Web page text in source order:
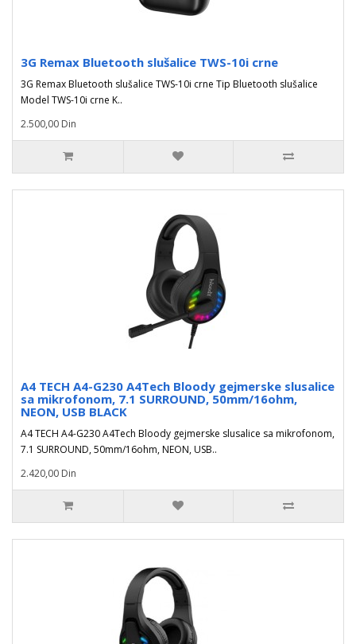
3G Remax Bluetooth slušalice TWS-10i crne
3G Remax Bluetooth slušalice TWS-10i crne Tip Bluetooth slušalice
Model TWS-10i crne K..
2.500,00 Din
A4 TECH A4-G230 A4Tech Bloody gejmerske slusalice
sa mikrofonom, 7.1 SURROUND, 50mm/16ohm,
NEON, USB BLACK
A4 TECH A4-G230 A4Tech Bloody gejmerske slusalice sa mikrofonom,
7.1 SURROUND, 50mm/16ohm, NEON, USB..
2.420,00 Din